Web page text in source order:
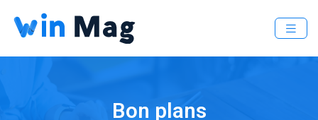
Bon plans